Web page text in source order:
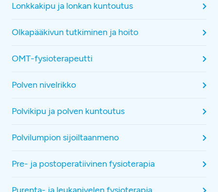
Lonkkakipu ja lonkan kuntoutus
Olkapääkivun tutkiminen ja hoito
OMT-fysioterapeutti
Polven nivelrikko
Polvikipu ja polven kuntoutus
Polvilumpion sijoiltaanmeno
Pre- ja postoperatiivinen fysioterapia